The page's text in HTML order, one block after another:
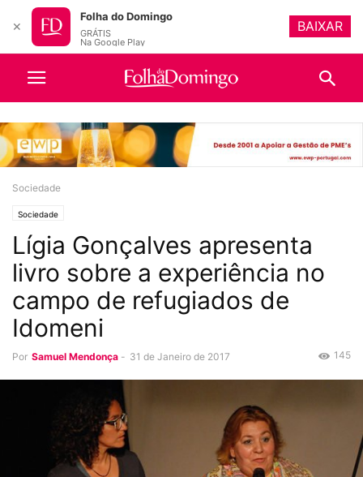
Sociedade
Sociedade
Lígia Gonçalves apresenta
livro sobre a experiência no
campo de refugiados de
Idomeni
Por Samuel Mendonça - 31 de Janeiro de 2017 145
✕
Folha do Domingo
GRÁTIS
Na Google Play
BAIXAR